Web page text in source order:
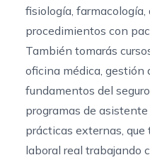
fisiología,
procedimientos con
También tomarás
oficina médica, gestión
fundamentos del
programas de
prácticas externas,
laboral real trabajando